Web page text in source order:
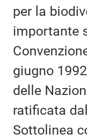
per la
importante
giugno
delle
ratificata
Sottolinea